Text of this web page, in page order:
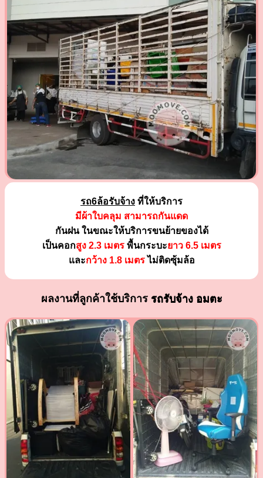
รถ6ล้อรับจ้าง ที่ให้บริการ
มีผ้าใบคลุม สามารถกันแดด
กันฝน ในขณะให้บริการขนย้ายของได้
เป็นคอกสูง 2.3 เมตรพื้นกระบะยาว 6.5 เมตร
และกว้าง 1.8 เมตรไม่ติดซุ้มล้อ
ผลงานที่ลูกค้าใช้บริการ รถรับจ้าง อมตะ